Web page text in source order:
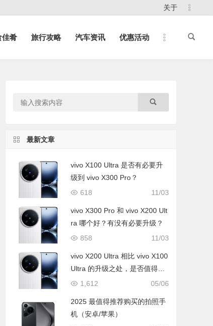
关于
佳肴 旅行攻略 汽车资讯 优惠活动
最新文章
vivo X100 Ultra 是否有必要升
级到 vivo X300 Pro？
11/03
618
vivo X300 Pro 和 vivo X200 Ult
ra 哪个好？有没有必要升级？
11/03
858
vivo X200 Ultra 相比 vivo X100
Ultra 的升级之处，是否值得升
级购买
05/06
1,612
2025 最值得推荐购买的拍照手
机（安卓/苹果）